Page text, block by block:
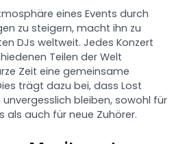
eines Events durch
zu steigern, macht ihn zu
DJs weltweit. Jedes Konzert
Teilen der Welt
Zeit eine gemeinsame
trägt dazu bei, dass Lost
unvergesslich bleiben, sowohl für
als auch für neue Zuhörer.